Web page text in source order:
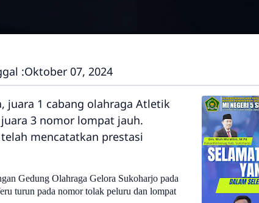
:Oktober 07, 2024
juara 1 cabang olahraga Atletik
3 nomor lompat jauh.
mencatatkan prestasi
Gedung Olahraga Gelora Sukoharjo pada
turun pada nomor tolak peluru dan lompat